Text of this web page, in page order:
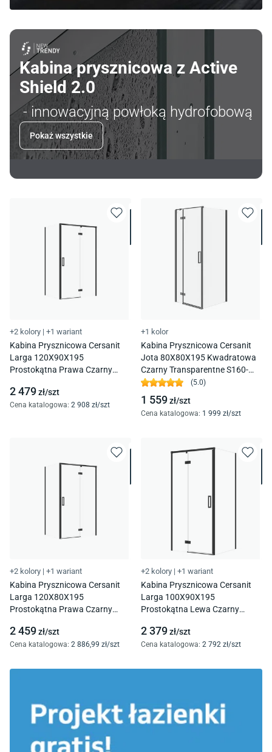
Kabina prysznicowa z Active
Shield 2.0
- innowacyjną powłoką hydrofobową
Pokaż wszystkie
+2 kolory | +1 wariant
Kabina Prysznicowa Cersanit
Larga 120X90X195
Prostokątna Prawa Czarny
2 479zł/szt
Cena katalogowa: 2 908 zł/szt
+1 kolor
Kabina Prysznicowa Cersanit
Jota 80X80X195 Kwadratowa
Czarny Transparentne S160-
007
(5.0)
1 559zł/szt
Cena katalogowa: 1 999 zł/szt
+2 kolory | +1 wariant
Kabina Prysznicowa Cersanit
Larga 120X80X195
Prostokątna Prawa Czarny
2 459zł/szt
Cena katalogowa: 2 886,99 zł/szt
+2 kolory | +1 wariant
Kabina Prysznicowa Cersanit
Larga 100X90X195
Prostokątna Lewa Czarny
2 379zł/szt
Cena katalogowa: 2 792 zł/szt